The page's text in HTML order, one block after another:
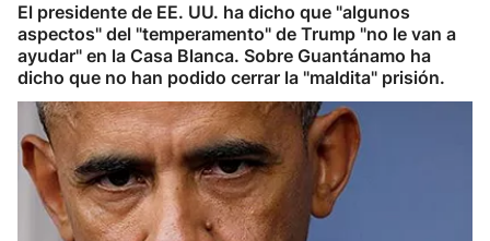
El presidente de EE. UU. ha dicho que "algunos
aspectos" del "temperamento" de Trump "no le van a
ayudar" en la Casa Blanca. Sobre Guantánamo ha
dicho que no han podido cerrar la "maldita" prisión.